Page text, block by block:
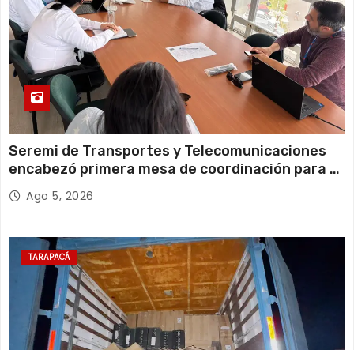
Seremi de Transportes y Telecomunicaciones
encabezó primera mesa de coordinación para el
retiro de cables en desuso en Iquique
Ago 5, 2026
TARAPACÁ